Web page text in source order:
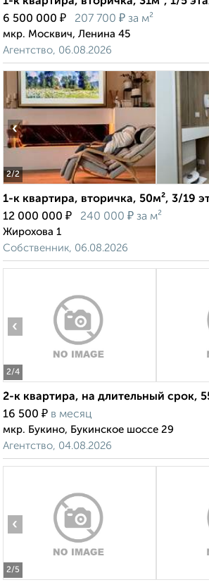
6 500 000 ₽ 207 700 ₽ за м²
мкр. Москвич, Ленина 45
Агентство, 06.08.2026
2/2
‹
1-к квартира, вторичка, 50м², 3/19
12 000 000 ₽ 240 000 ₽ за м²
Жирохова 1
Собственник, 06.08.2026
2/4
‹
2-к квартира, на длительный срок,
16 500 ₽ в месяц
мкр. Букино, Букинское шоссе 29
Агентство, 04.08.2026
2/5
‹